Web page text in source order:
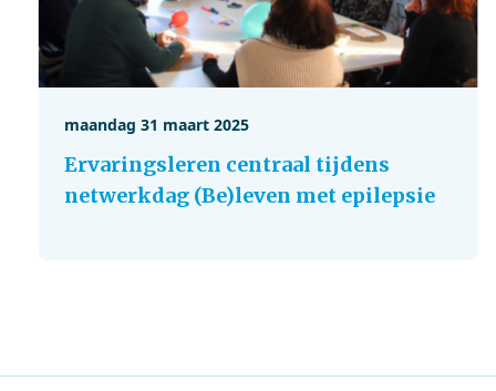
maandag 31 maart 2025
Ervaringsleren centraal tijdens
netwerkdag (Be)leven met epilepsie